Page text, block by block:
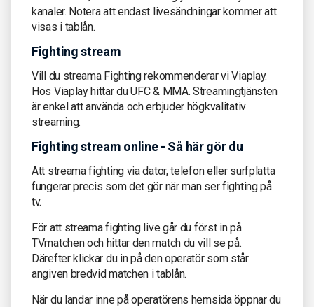
kanaler. Notera att endast livesändningar kommer att
visas i tablån.
Fighting stream
Vill du streama Fighting rekommenderar vi Viaplay.
Hos Viaplay hittar du UFC & MMA. Streamingtjänsten
är enkel att använda och erbjuder högkvalitativ
streaming.
Fighting stream online - Så här gör du
Att streama fighting via dator, telefon eller surfplatta
fungerar precis som det gör när man ser fighting på
tv.
För att streama fighting live går du först in på
TVmatchen och hittar den match du vill se på.
Därefter klickar du in på den operatör som står
angiven bredvid matchen i tablån.
När du landar inne på operatörens hemsida öppnar du